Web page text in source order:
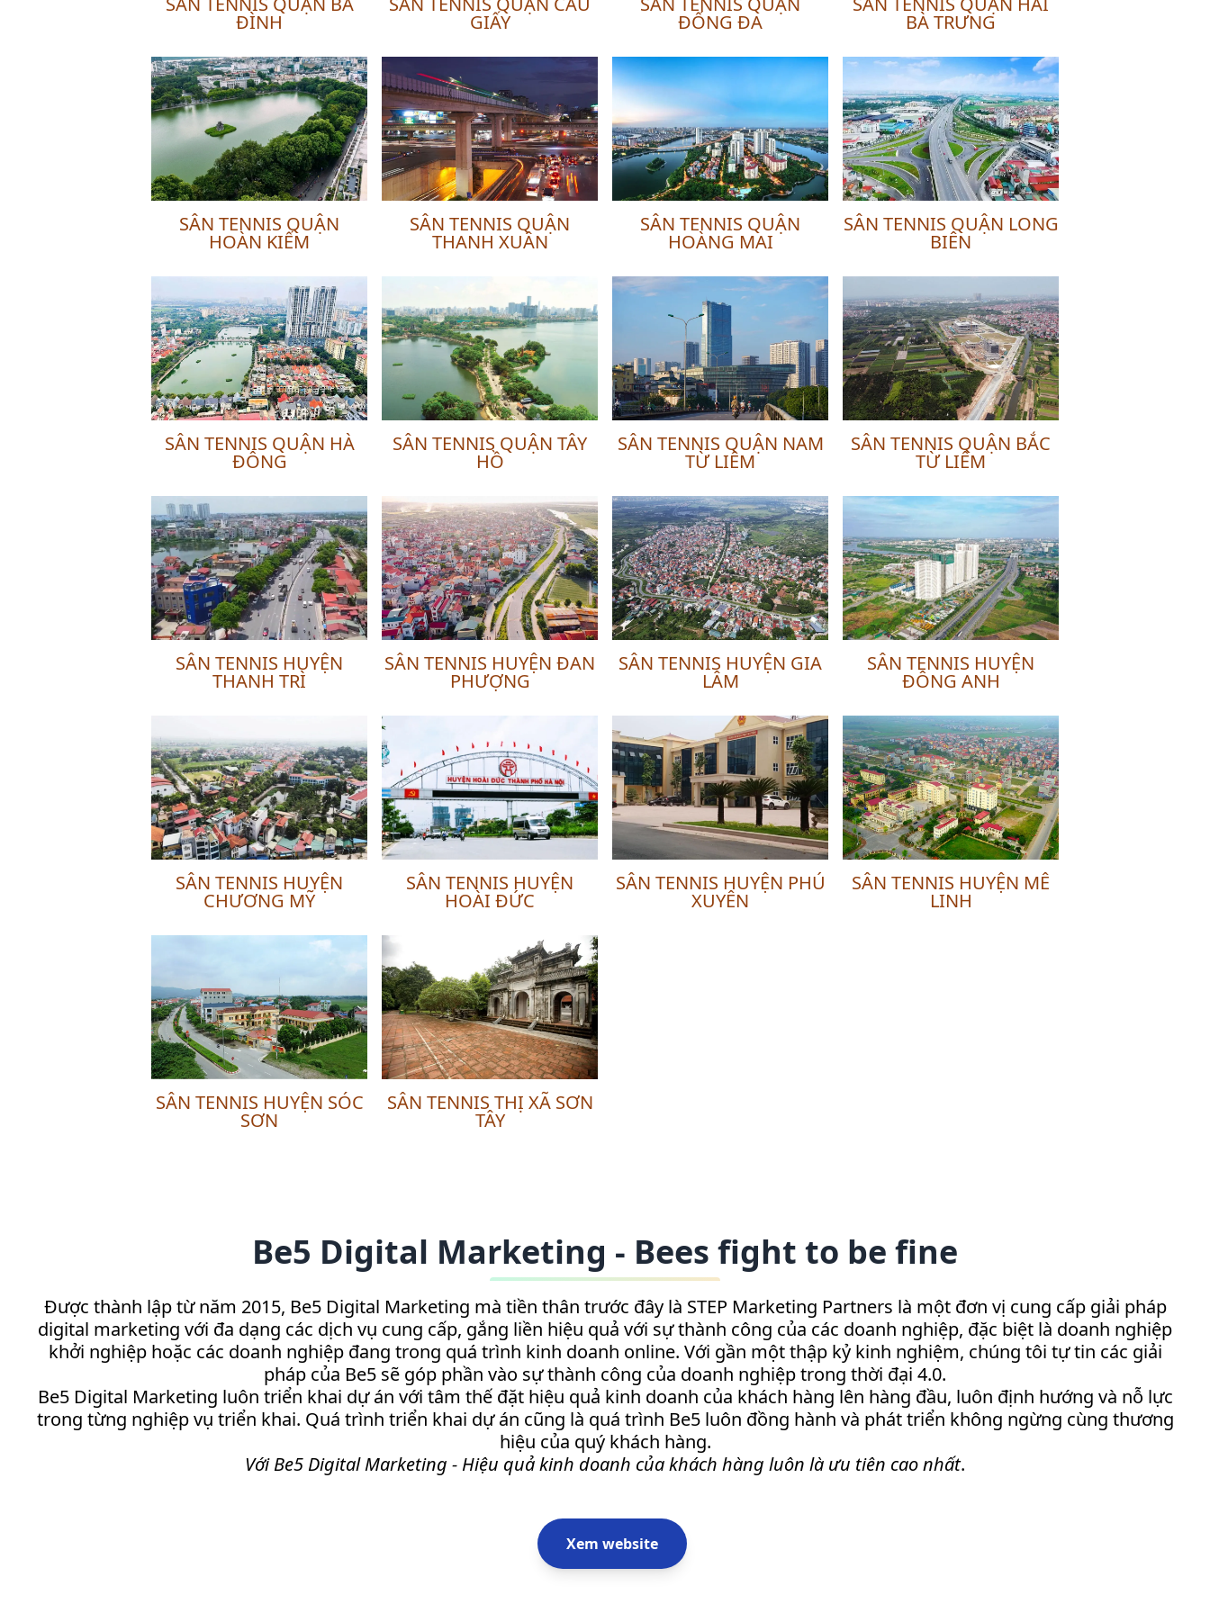
ĐÌNH GIẤY ĐỐNG ĐA BÀ TRƯNG
SÂN TENNIS QUẬN
HOÀN KIẾM
SÂN TENNIS QUẬN
THANH XUÂN
SÂN TENNIS QUẬN
HOÀNG MAI
SÂN TENNIS QUẬN LONG
BIÊN
SÂN TENNIS QUẬN HÀ
ĐÔNG
SÂN TENNIS QUẬN TÂY
HỒ
SÂN TENNIS QUẬN NAM
TỪ LIÊM
SÂN TENNIS QUẬN BẮC
TỪ LIÊM
SÂN TENNIS HUYỆN
THANH TRÌ
SÂN TENNIS HUYỆN ĐAN
PHƯỢNG
SÂN TENNIS HUYỆN GIA
LÂM
SÂN TENNIS HUYỆN
ĐÔNG ANH
SÂN TENNIS HUYỆN
CHƯƠNG MỸ
SÂN TENNIS HUYỆN
HOÀI ĐỨC
SÂN TENNIS HUYỆN PHÚ
XUYÊN
SÂN TENNIS HUYỆN MÊ
LINH
SÂN TENNIS HUYỆN SÓC
SƠN
SÂN TENNIS THỊ XÃ SƠN
TÂY
Be5 Digital Marketing - Bees fight to be fine
Được thành lập từ năm 2015, Be5 Digital Marketing mà tiền thân trước đây là STEP Marketing Partners là một đơn vị cung cấp giải pháp
digital marketing với đa dạng các dịch vụ cung cấp, gắng liền hiệu quả với sự thành công của các doanh nghiệp, đặc biệt là doanh nghiệp
khởi nghiệp hoặc các doanh nghiệp đang trong quá trình kinh doanh online. Với gần một thập kỷ kinh nghiệm, chúng tôi tự tin các giải
pháp của Be5 sẽ góp phần vào sự thành công của doanh nghiệp trong thời đại 4.0.
Be5 Digital Marketing luôn triển khai dự án với tâm thế đặt hiệu quả kinh doanh của khách hàng lên hàng đầu, luôn định hướng và nỗ lực
trong từng nghiệp vụ triển khai. Quá trình triển khai dự án cũng là quá trình Be5 luôn đồng hành và phát triển không ngừng cùng thương
hiệu của quý khách hàng.
Với Be5 Digital Marketing - Hiệu quả kinh doanh của khách hàng luôn là ưu tiên cao nhất.
Xem website